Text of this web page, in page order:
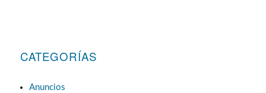
CATEGORÍAS
Anuncios